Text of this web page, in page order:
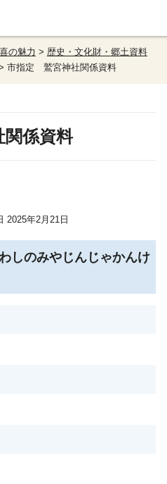
の魅力 > 歴史・文化財・郷土資料
市指定 鷲宮神社関係資料
係資料
年2月21日
しのみやじんじゃかんけ